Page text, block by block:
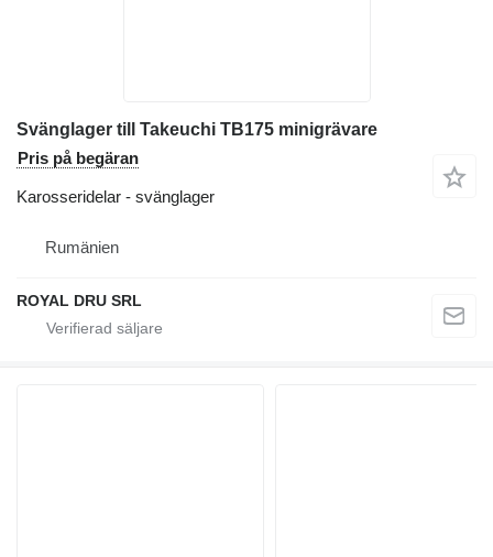
Svänglager till Takeuchi TB175 minigrävare
Pris på begäran
Karosseridelar - svänglager
Rumänien
ROYAL DRU SRL